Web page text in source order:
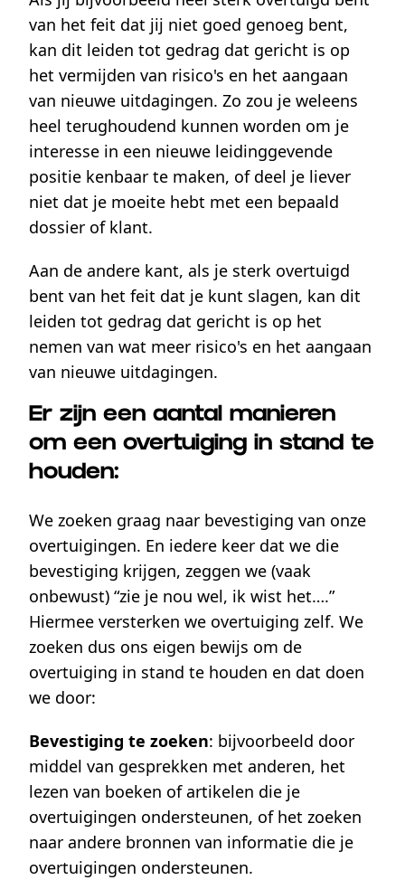
van het feit dat jij niet goed genoeg bent,
kan dit leiden tot gedrag dat gericht is op
het vermijden van risico's en het aangaan
van nieuwe uitdagingen. Zo zou je weleens
heel terughoudend kunnen worden om je
interesse in een nieuwe leidinggevende
positie kenbaar te maken, of deel je liever
niet dat je moeite hebt met een bepaald
dossier of klant.
Aan de andere kant, als je sterk overtuigd
bent van het feit dat je kunt slagen, kan dit
leiden tot gedrag dat gericht is op het
nemen van wat meer risico's en het aangaan
van nieuwe uitdagingen.
Er zijn een aantal manieren
om een overtuiging in stand te
houden:
We zoeken graag naar bevestiging van onze
overtuigingen. En iedere keer dat we die
bevestiging krijgen, zeggen we (vaak
onbewust) “zie je nou wel, ik wist het….”
Hiermee versterken we overtuiging zelf. We
zoeken dus ons eigen bewijs om de
overtuiging in stand te houden en dat doen
we door:
Bevestiging te zoeken: bijvoorbeeld door
middel van gesprekken met anderen, het
lezen van boeken of artikelen die je
overtuigingen ondersteunen, of het zoeken
naar andere bronnen van informatie die je
overtuigingen ondersteunen.